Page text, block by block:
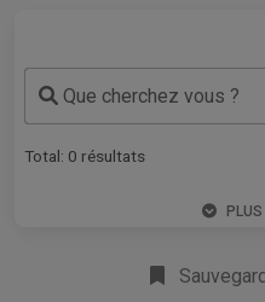
Que cherchez vous ?
Total: 0 résultats
PLUS